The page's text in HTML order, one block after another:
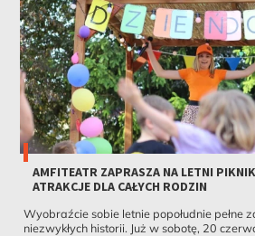
AMFITEATR ZAPRASZA NA LETNI
ATRAKCJE DLA CAŁYCH RODZIN
Wyobraźcie sobie letnie popołudnie pełne
niezwykłych historii. Już w sobotę, 20